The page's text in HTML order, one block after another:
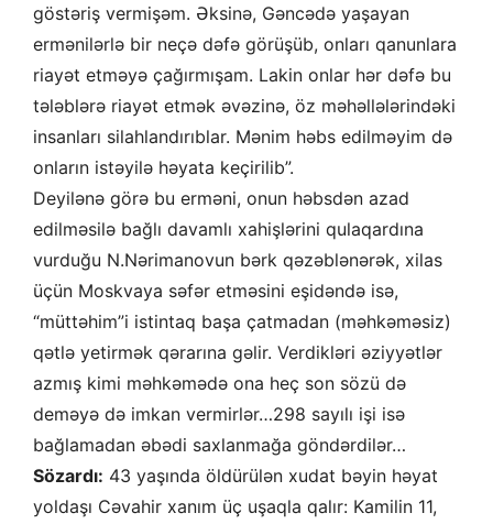
göstəriş vermişəm. Əksinə, Gəncədə yaşayan
ermənilərlə bir neçə dəfə görüşüb, onları qanunlara
riayət etməyə çağırmışam. Lakin onlar hər dəfə bu
tələblərə riayət etmək əvəzinə, öz məhəllələrindəki
insanları silahlandırıblar. Mənim həbs edilməyim də
onların istəyilə həyata keçirilib”.
Deyilənə görə bu erməni, onun həbsdən azad
edilməsilə bağlı davamlı xahişlərini qulaqardına
vurduğu N.Nərimanovun bərk qəzəblənərək, xilas
üçün Moskvaya səfər etməsini eşidəndə isə,
“müttəhim”i istintaq başa çatmadan (məhkəməsiz)
qətlə yetirmək qərarına gəlir. Verdikləri əziyyətlər
azmış kimi məhkəmədə ona heç son sözü də
deməyə də imkan vermirlər…298 sayılı işi isə
bağlamadan əbədi saxlanmağa göndərdilər…
Sözardı: 43 yaşında öldürülən xudat bəyin həyat
yoldaşı Cəvahir xanım üç uşaqla qalır: Kamilin 11,